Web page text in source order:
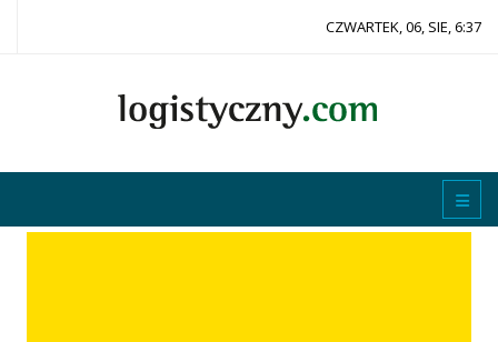
CZWARTEK, 06, SIE, 6:37